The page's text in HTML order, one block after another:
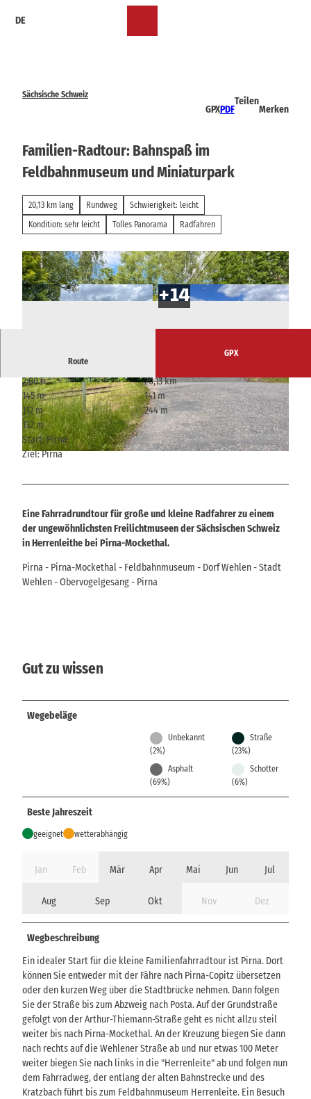
DE
Sächsische Schweiz
GPXPDF
Teilen
Merken
Familien-Radtour: Bahnspaß im
Feldbahnmuseum und Miniaturpark
20,13 km lang Rundweg
Schwierigkeit: leicht
Kondition: sehr leicht
Tolles Panorama Radfahren
© Madlen Rogge, Tourismusverband Sächsische Schweiz
© Madlen Rogge, Tourismusverband Sächsisch
e Schweiz
© Madlen Rogge, Tourismusverband Sächsisch
e Schweiz |CC-BY-SA
Route
GPX
2:00 h
20,13 km
145 m
141 m
112 m
244 m
132 m
Start: Pirna
Ziel: Pirna
Eine Fahrradrundtour für große und kleine Radfahrer zu einem
der ungewöhnlichsten Freilichtmuseen der Sächsischen Schweiz
in Herrenleithe bei Pirna-Mockethal.
Pirna - Pirna-Mockethal - Feldbahnmuseum - Dorf Wehlen - Stadt
Wehlen - Obervogelgesang - Pirna
Gut zu wissen
Wegebeläge
Unbekannt
(2%)
Straße
(23%)
Asphalt
(69%)
Schotter
(6%)
Beste Jahreszeit
geeignet wetterabhängig
Jan Feb Mär Apr Mai Jun Jul
Aug Sep Okt Nov Dez
Wegbeschreibung
Ein idealer Start für die kleine Familienfahrradtour ist Pirna. Dort
können Sie entweder mit der Fähre nach Pirna-Copitz übersetzen
oder den kurzen Weg über die Stadtbrücke nehmen. Dann folgen
Sie der Straße bis zum Abzweig nach Posta. Auf der Grundstraße
gefolgt von der Arthur-Thiemann-Straße geht es nicht allzu steil
weiter bis nach Pirna-Mockethal. An der Kreuzung biegen Sie dann
nach rechts auf die Wehlener Straße ab und nur etwas 100 Meter
weiter biegen Sie nach links in die "Herrenleite" ab und folgen nun
dem Fahrradweg, der entlang der alten Bahnstrecke und des
Kratzbach führt bis zum Feldbahnmuseum Herrenleite. Ein Besuch